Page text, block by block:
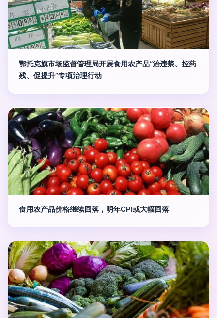
鄂托克旗市场监督管理局开展食用农产品“治违禁、控药
残、促提升”专项治理行动
食用农产品价格继续回落，明年CPI或大幅回落